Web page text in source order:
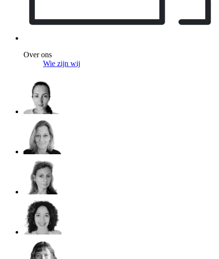
Over ons
Wie zijn wij